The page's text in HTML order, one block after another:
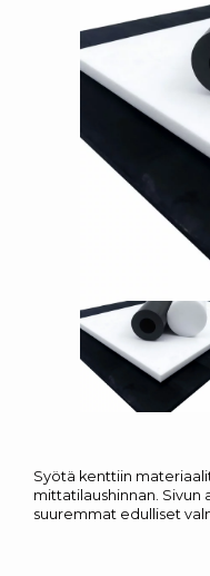
Syötä kenttiin
mittatilaushinnan. Sivun
suuremmat edulliset